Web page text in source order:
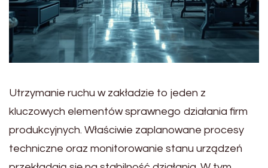
Utrzymanie ruchu w zakładzie to jeden z
kluczowych elementów sprawnego działania firm
produkcyjnych. Właściwie zaplanowane procesy
techniczne oraz monitorowanie stanu urządzeń